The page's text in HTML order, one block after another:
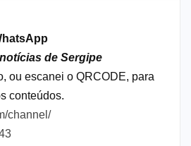
de Sergipe
ou escanei o QRCODE, para
conteúdos.
channel/